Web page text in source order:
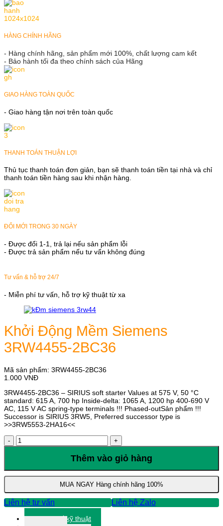
HÀNG CHÍNH HÃNG
- Hàng chính hãng, sản phẩm mới 100%, chất lượng cam kết
- Bảo hành tối đa theo chính sách của Hãng
GIAO HÀNG TOÀN QUỐC
- Giao hàng tận nơi trên toàn quốc
THANH TOÁN THUẬN LỢI
Thủ tục thanh toán đơn giản, bạn sẽ thanh toán tiền tại nhà và chỉ
thanh toán tiền hàng sau khi nhận hàng.
ĐỔI MỚI TRONG 30 NGÀY
- Được đổi 1-1, trả lại nếu sản phẩm lỗi
- Được trả sản phẩm nếu tư vấn không đúng
Tư vấn & hỗ trợ 24/7
- Miễn phí tư vấn, hỗ trợ kỹ thuật từ xa
Khởi Động Mềm Siemens
3RW4455-2BC36
Mã sản phẩm: 3RW4455-2BC36
1.000 VNĐ
3RW4455-2BC36 – SIRIUS soft starter Values at 575 V, 50 °C
standard: 615 A, 700 hp Inside-delta: 1065 A, 1200 hp 400-690 V
AC, 115 V AC spring-type terminals !!! Phased-outSản phẩm !!!
Successor is SIRIUS 3RW5, Preferred successor type is
>>3RW5553-2HA16<<
Khởi
Động
3RW4455-
2BC36
lượng
Thêm vào giỏ hàng
MUA NGAY Hàng chính hãng 100%
Liên hệ tư vấn Liên hệ Zalo
Thông số kỹ thuật